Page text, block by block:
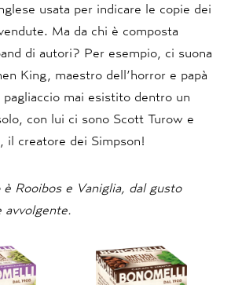
usata per indicare le copie dei
Ma da chi è composta
di autori? Per esempio, ci suona
King, maestro dell’horror e papà
mai esistito dentro un
con lui ci sono Scott Turow e
il creatore dei Simpson!
è Rooibos e Vaniglia, dal gusto